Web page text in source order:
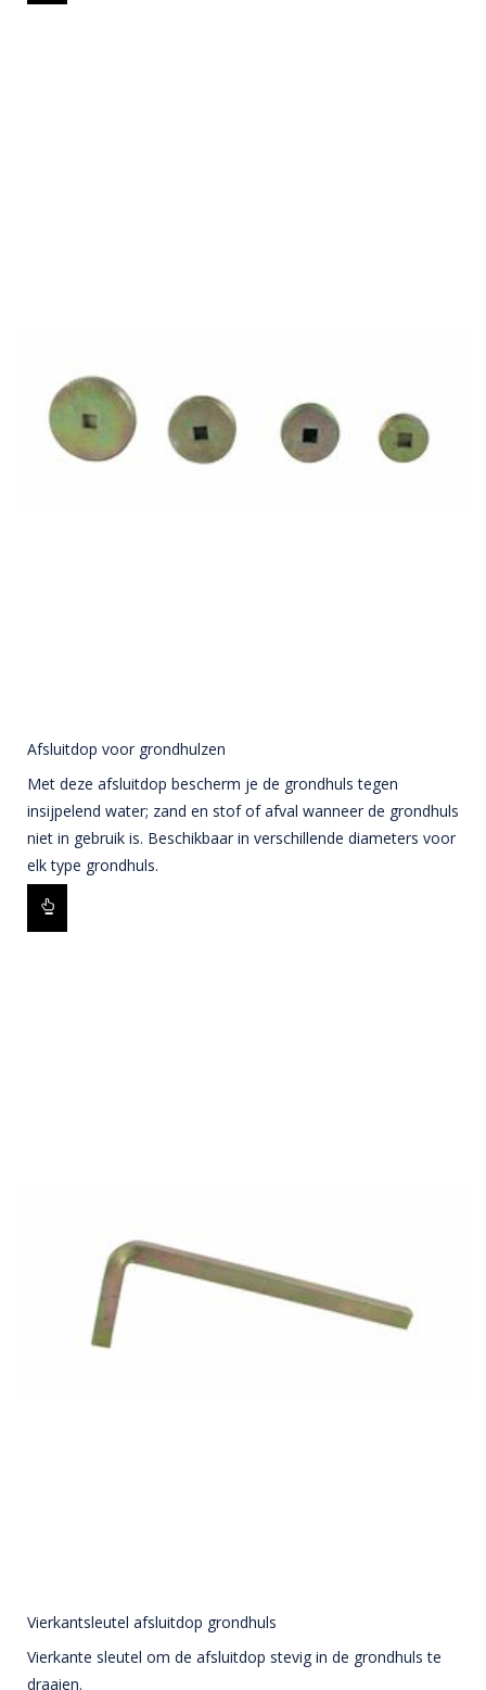
Afsluitdop voor grondhulzen
Met deze afsluitdop bescherm je de grondhuls tegen
insijpelend water; zand en stof of afval wanneer de grondhuls
niet in gebruik is. Beschikbaar in verschillende diameters voor
elk type grondhuls.
Vierkantsleutel afsluitdop grondhuls
Vierkante sleutel om de afsluitdop stevig in de grondhuls te
draaien.